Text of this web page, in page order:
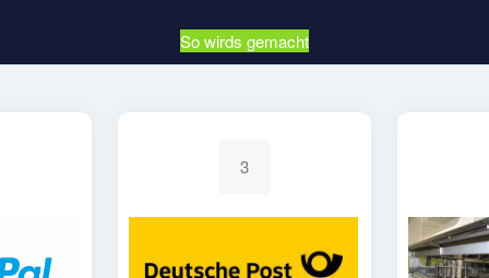
So wirds gemacht
3